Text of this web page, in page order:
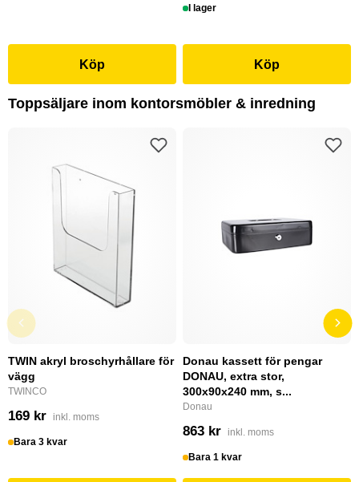
Köp
I lager
Köp
Toppsäljare inom kontorsmöbler & inredning
TWIN akryl broschyrhållare för
vägg
TWINCO
169 kr inkl. moms
Bara 3 kvar
Donau kassett för pengar
DONAU, extra stor,
300x90x240 mm, s...
Donau
863 kr inkl. moms
Bara 1 kvar